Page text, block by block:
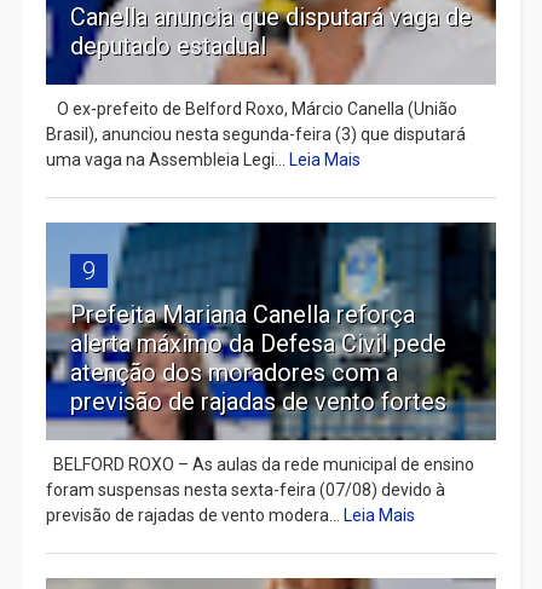
Canella anuncia que disputará vaga de
deputado estadual
​ O ex-prefeito de Belford Roxo, Márcio Canella (União
Brasil), anunciou nesta segunda-feira (3) que disputará
uma vaga na Assembleia Legi... Leia Mais
9
Prefeita Mariana Canella reforça
alerta máximo da Defesa Civil pede
atenção dos moradores com a
previsão de rajadas de vento fortes
BELFORD ROXO – As aulas da rede municipal de ensino
foram suspensas nesta sexta-feira (07/08) devido à
previsão de rajadas de vento modera... Leia Mais